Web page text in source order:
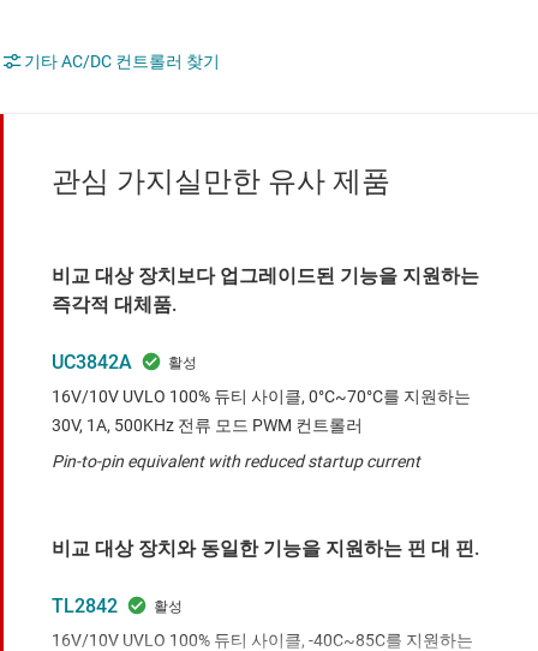
기타 AC/DC 컨트롤러 찾기
관심 가지실만한 유사 제품
비교 대상 장치보다 업그레이드된 기능을 지원하는
즉각적 대체품.
UC3842A
16V/10V UVLO 100% 듀티 사이클, 0°C~70°C를 지원하는
30V, 1A, 500KHz 전류 모드 PWM 컨트롤러
Pin-to-pin equivalent with reduced startup current
비교 대상 장치와 동일한 기능을 지원하는 핀 대 핀.
TL2842
16V/10V UVLO 100% 듀티 사이클, -40C~85C를 지원하는